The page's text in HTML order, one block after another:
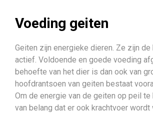
Voeding geiten
Geiten zijn energieke dieren. Ze zijn de
actief. Voldoende en goede voeding
behoefte van het dier is dan ook van
hoofdrantsoen van geiten bestaat
Om de energie van de geiten op peil te
van belang dat er ook krachtvoer wordt